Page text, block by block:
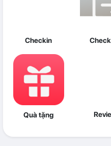
Checkin
Quà tặng